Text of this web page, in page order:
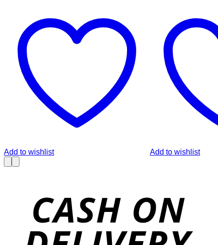
Add to wishlist Add to wishlist